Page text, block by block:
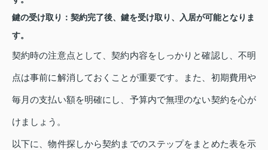
鍵の受け取り：契約完了後、鍵を受け取り、入居が可能となりま
す。
契約時の注意点として、契約内容をしっかりと確認し、不明
点は事前に解消しておくことが重要です。また、初期費用や
毎月の支払い額を明確にし、予算内で無理のない契約を心が
けましょう。
以下に、物件探しから契約までのステップをまとめた表を示